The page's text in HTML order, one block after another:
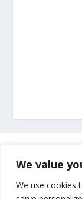
We value
We use cookies
Impressum